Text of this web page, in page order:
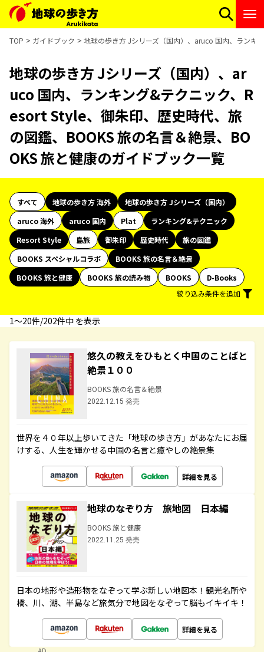
TOP ガイドブック 地球の歩き方 Jシリーズ（国内）、aruco 国内、ランキ
地球の歩き方 Jシリーズ（国内）、ar
uco 国内、ランキング&テクニック、R
esort Style、御朱印、歴史時代、旅
の図鑑、BOOKS 旅の名言＆絶景、BO
OKS 旅と健康のガイドブック一覧
すべて 地球の歩き方 海外
地球の歩き方 Jシリーズ（国内）
aruco 海外
aruco 国内 Plat
ランキング&テクニック
Resort Style
島旅 御朱印 歴史時代
旅の図鑑
BOOKS スペシャルコラボ
BOOKS 旅の名言＆絶景
BOOKS 旅と健康
BOOKS 旅の読み物 BOOKS
D-Books
絞り込み条件を追加
1〜20件/202件中 を表示
悠久の教えをひもとく中国のことばと
絶景１００
BOOKS 旅の名言＆絶景
2022.12.15 発売
世界を４０年以上歩いてきた「地球の歩き方」があなたにお届
けする、人生を輝かせる中国の名言と癒やしの絶景集
詳細を見る
地球のなぞり方 旅地図 日本編
BOOKS 旅と健康
2022.11.25 発売
日本の地形や造形物をなぞって学ぶ新しい地図本！観光名所や
橋、川、湖、半島など旅気分で地図をなぞって脳もイキイキ！
詳細を見る